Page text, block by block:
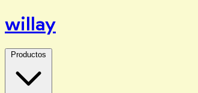
willay
Productos